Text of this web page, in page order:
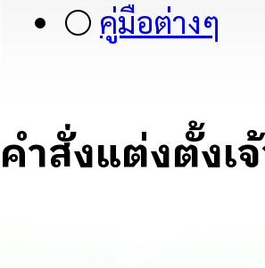
⚪ คู่มือต่างๆ
คำสั่งแต่งตั้งเ